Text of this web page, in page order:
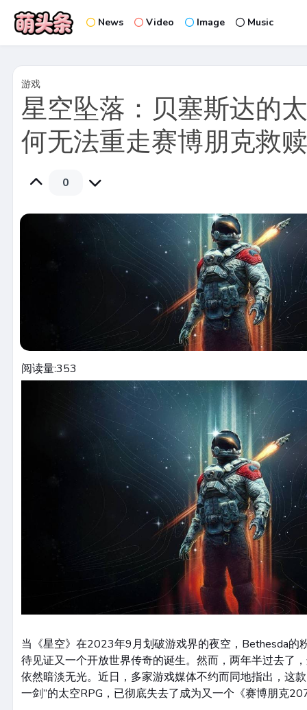
News Video Image Music
游戏
星空坠落：贝塞斯达的
何无法重走赛博朋克救
0
阅读量:353
当《星空》在2023年9月划破游戏界的夜空，Bethesda的
待见证又一个开放世界传奇的诞生。然而，两年半过去了
依然暗淡无光。近日，多家游戏媒体不约而同地指出，这
一剑”的太空RPG，已彻底失去了成为又一个《赛博朋克